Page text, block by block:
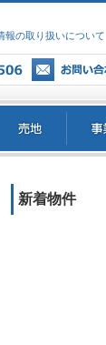
報の取り扱いについて
新着物件